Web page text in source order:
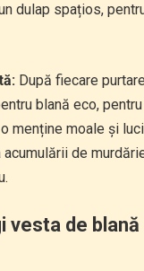
dulap spațios,
După fiecare
blană eco,
menține moale și
acumulării de
vesta de